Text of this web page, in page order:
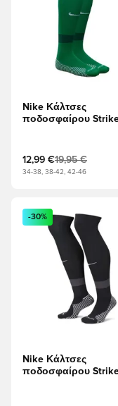
Nike Κάλτσες
ποδοσφαίρου
12,99 €19,95 €
34-38, 38-42, 42-46
Ανοίγει ένα Modal
-30%
Nike Κάλτσες
ποδοσφαίρου